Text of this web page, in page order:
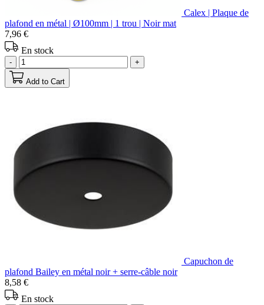
Calex | Plaque de
plafond en métal | Ø100mm | 1 trou | Noir mat
7,96 €
En stock
- +
Add to Cart
Capuchon de
plafond Bailey en métal noir + serre-câble noir
8,58 €
En stock